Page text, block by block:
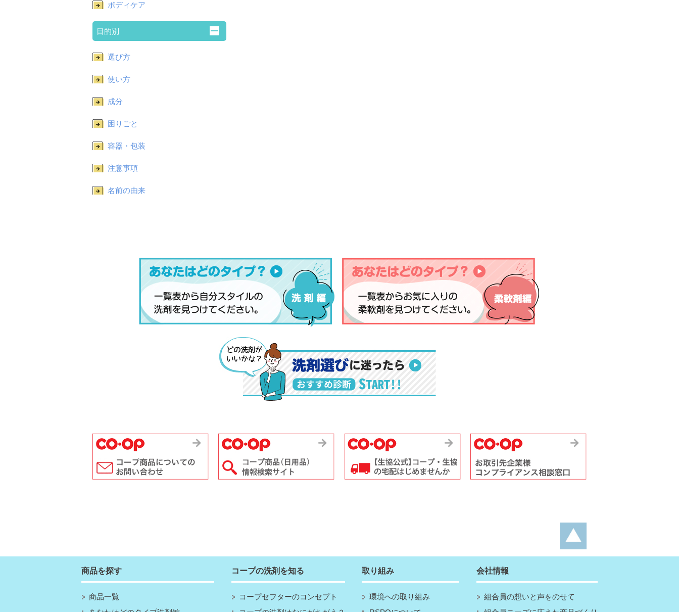
ボディケア
目的別
選び方
使い方
成分
困りごと
容器・包装
注意事項
名前の由来
商品を探す
商品一覧
コープの洗剤を知る
コープセフターのコンセプト
取り組み
環境への取り組み
会社情報
組合員の想いと声をのせて